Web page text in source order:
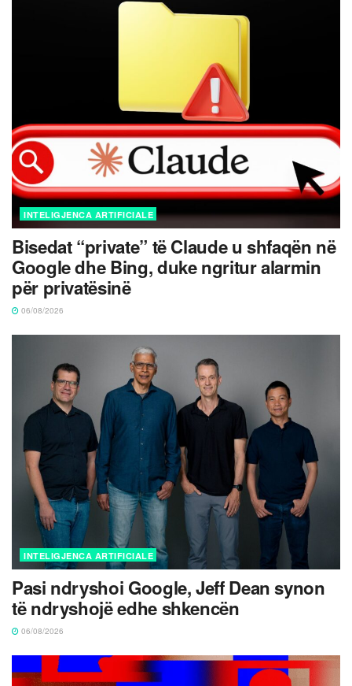
INTELIGJENCA ARTIFICIALE
Bisedat “private” të Claude u shfaqën në
Google dhe Bing, duke ngritur alarmin
për privatësinë
06/08/2026
INTELIGJENCA ARTIFICIALE
Pasi ndryshoi Google, Jeff Dean synon
të ndryshojë edhe shkencën
06/08/2026